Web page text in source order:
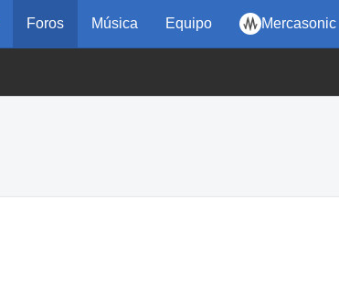
Foros Música Equipo Mercasonic